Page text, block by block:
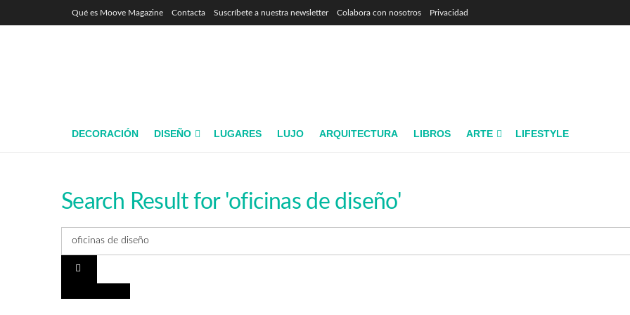
Qué es Moove Magazine Contacta Suscríbete a nuestra newsletter Colabora con nosotros Privacidad
DECORACIÓN DISEÑO LUGARES LUJO ARQUITECTURA LIBROS ARTE LIFESTYLE
Search Result for 'oficinas de diseño'